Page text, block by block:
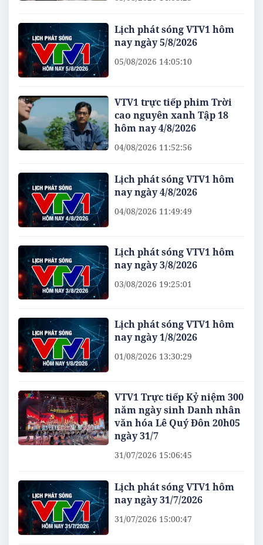
Lịch phát sóng VTV1 hôm
nay ngày 5/8/2026
05/08/2026 14:05:10
VTV1 trực tiếp phim Trời
cao nguyên xanh Tập 18
hôm nay 4/8/2026
04/08/2026 11:52:56
Lịch phát sóng VTV1 hôm
nay ngày 4/8/2026
04/08/2026 11:49:49
Lịch phát sóng VTV1 hôm
nay ngày 3/8/2026
03/08/2026 19:25:01
Lịch phát sóng VTV1 hôm
nay ngày 1/8/2026
01/08/2026 13:30:29
VTV1 Trực tiếp Kỷ niệm 300
năm ngày sinh Danh nhân
văn hóa Lê Quý Đôn 20h05
ngày 31/7
31/07/2026 15:06:45
Lịch phát sóng VTV1 hôm
nay ngày 31/7/2026
31/07/2026 15:00:47